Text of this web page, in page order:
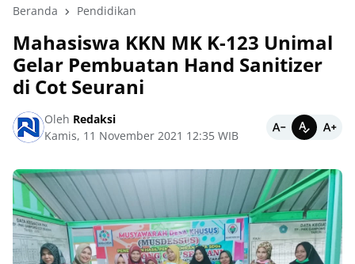
Beranda Pendidikan
Mahasiswa KKN MK K-123 Unimal
Gelar Pembuatan Hand Sanitizer
di Cot Seurani
Oleh Redaksi
Kamis, 11 November 2021 12:35 WIB